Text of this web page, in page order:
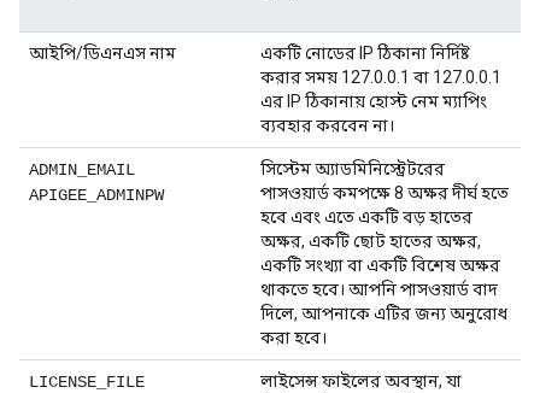
আইপি/ডিএনএস নাম
একটি নোডের IP ঠিকানা নির্দিষ্ট
করার সময় 127.0.0.1 বা 127.0.0.1
এর IP ঠিকানায় হোস্ট নেম ম্যাপিং
ব্যবহার করবেন না।
ADMIN_EMAIL
APIGEE_ADMINPW
সিস্টেম অ্যাডমিনিস্ট্রেটরের
পাসওয়ার্ড কমপক্ষে 8 অক্ষর দীর্ঘ হতে
হবে এবং এতে একটি বড় হাতের
অক্ষর, একটি ছোট হাতের অক্ষর,
একটি সংখ্যা বা একটি বিশেষ অক্ষর
থাকতে হবে। আপনি পাসওয়ার্ড বাদ
দিলে, আপনাকে এটির জন্য অনুরোধ
করা হবে।
LICENSE_FILE
লাইসেন্স ফাইলের অবস্থান, যা